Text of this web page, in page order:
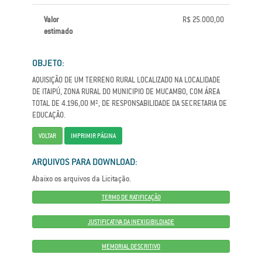
Valor
estimado
R$ 25.000,00
OBJETO:
AQUISIÇÃO DE UM TERRENO RURAL LOCALIZADO NA LOCALIDADE
DE ITAIPÚ, ZONA RURAL DO MUNICIPIO DE MUCAMBO, COM ÁREA
TOTAL DE 4.196,00 M², DE RESPONSABILIDADE DA SECRETARIA DE
EDUCAÇÃO.
VOLTAR IMPRIMIR PÁGINA
ARQUIVOS PARA DOWNLOAD:
Abaixo os arquivos da Licitação.
TERMO DE RATIFICAÇÃO
JUSTIFICATIVA DA INEXIGIBILDIADE
MEMORIAL DESCRITIVO